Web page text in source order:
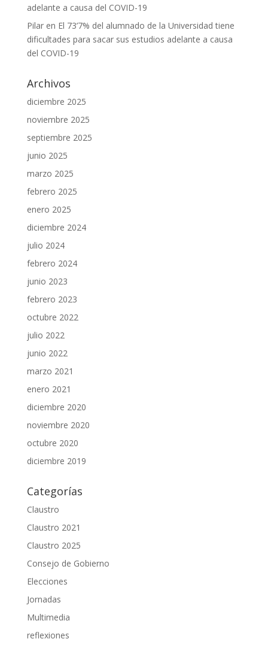
adelante a causa del COVID-19
Pilaren El 73’7% del alumnado de la Universidad tiene
dificultades para sacar sus estudios adelante a causa
del COVID-19
Archivos
diciembre 2025
noviembre 2025
septiembre 2025
junio 2025
marzo 2025
febrero 2025
enero 2025
diciembre 2024
julio 2024
febrero 2024
junio 2023
febrero 2023
octubre 2022
julio 2022
junio 2022
marzo 2021
enero 2021
diciembre 2020
noviembre 2020
octubre 2020
diciembre 2019
Categorías
Claustro
Claustro 2021
Claustro 2025
Consejo de Gobierno
Elecciones
Jornadas
Multimedia
reflexiones